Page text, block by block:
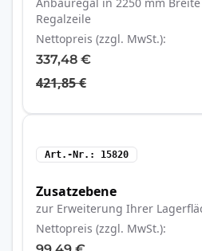
Regalzeile
Nettopreis (zzgl. MwSt.)
337,48 €
421,85 €
Art.-Nr. 15820
Zusatzebene
zur Erweiterung Ihrer
Nettopreis (zzgl. MwSt.)